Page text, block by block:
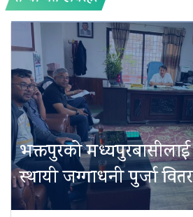
भक्तपुरको मध्यपुरबासीलाई
स्थायी जग्गाधनी पुर्जा